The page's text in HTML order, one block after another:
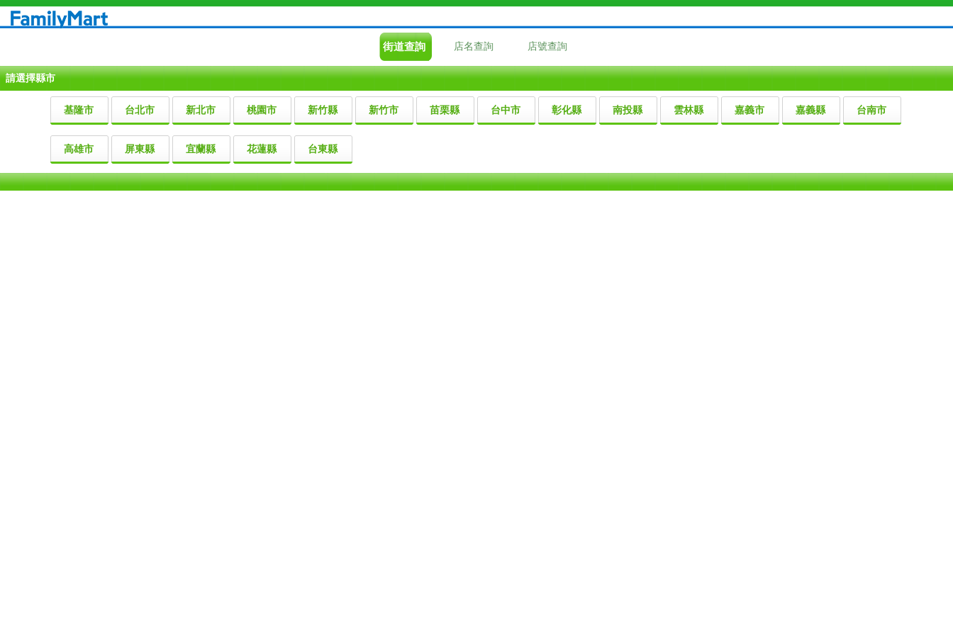
街道查詢 店名查詢 店號查詢
請選擇縣市
基隆市 台北市 新北市 桃園市 新竹縣 新竹市 苗栗縣 台中市 彰化縣 南投縣 雲林縣 嘉義市 嘉義縣 台南市
高雄市 屏東縣 宜蘭縣 花蓮縣 台東縣